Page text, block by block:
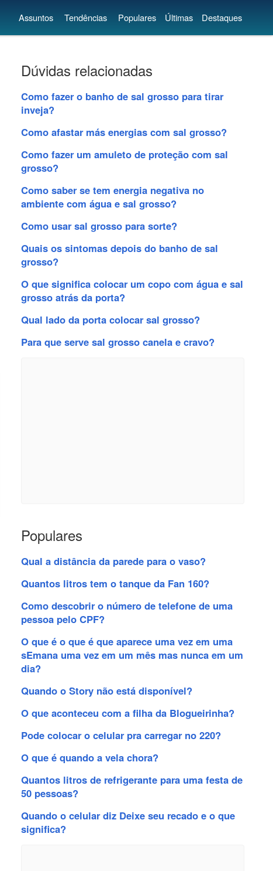
Assuntos Tendências Populares Últimas Destaques
Dúvidas relacionadas
Como fazer o banho de sal grosso para tirar
inveja?
Como afastar más energias com sal grosso?
Como fazer um amuleto de proteção com sal
grosso?
Como saber se tem energia negativa no
ambiente com água e sal grosso?
Como usar sal grosso para sorte?
Quais os sintomas depois do banho de sal
grosso?
O que significa colocar um copo com água e sal
grosso atrás da porta?
Qual lado da porta colocar sal grosso?
Para que serve sal grosso canela e cravo?
Populares
Qual a distância da parede para o vaso?
Quantos litros tem o tanque da Fan 160?
Como descobrir o número de telefone de uma
pessoa pelo CPF?
O que é o que é que aparece uma vez em uma
sEmana uma vez em um mês mas nunca em um
dia?
Quando o Story não está disponível?
O que aconteceu com a filha da Blogueirinha?
Pode colocar o celular pra carregar no 220?
O que é quando a vela chora?
Quantos litros de refrigerante para uma festa de
50 pessoas?
Quando o celular diz Deixe seu recado e o que
significa?